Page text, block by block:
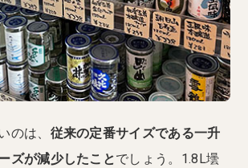
のは、 従来の定番サイズである一升
ズが減少したことでしょう。1.8L壜